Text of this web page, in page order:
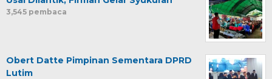
3,545 pembaca
Obert Datte Pimpinan Sementara DPRD
Lutim